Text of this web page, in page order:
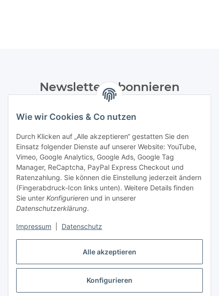
Alle akzeptieren
Konfigurieren
Wie wir Cookies & Co nutzen
Durch Klicken auf „Alle akzeptieren“ gestatten Sie den
Einsatz folgender Dienste auf unserer Website: YouTube,
Vimeo, Google Analytics, Google Ads, Google Tag
Manager, ReCaptcha, PayPal Express Checkout und
Ratenzahlung. Sie können die Einstellung jederzeit ändern
(Fingerabdruck-Icon links unten). Weitere Details finden
Sie unter Konfigurieren und in unserer
Datenschutzerklärung.
Impressum Datenschutz
Newsletter Abonnieren
Datenschutzerklärungregelmäßig und jederzeit widerruflich
Abonnieren
Informationen
Gesetzliche Informationen
Vertrag widerrufen